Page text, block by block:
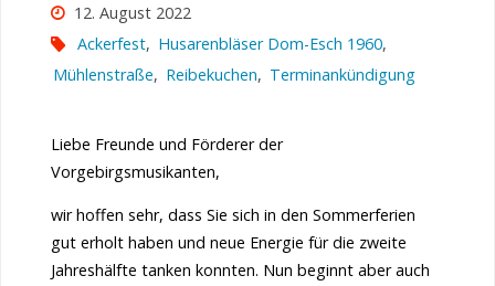
12. August 2022
Ackerfest, Husarenbläser Dom-Esch 1960,
Mühlenstraße, Reibekuchen, Terminankündigung
Liebe Freunde und Förderer der
Vorgebirgsmusikanten,
wir hoffen sehr, dass Sie sich in den Sommerferien
gut erholt haben und neue Energie für die zweite
Jahreshälfte tanken konnten. Nun beginnt aber auch